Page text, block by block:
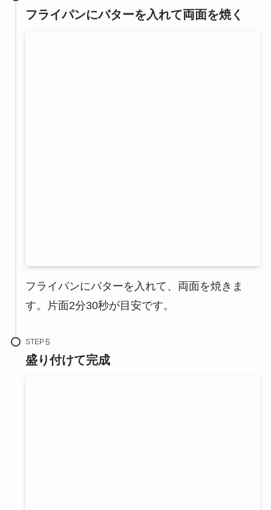
フライパンにバターを入れて両面を焼く
フライパンにバターを入れて、両面を焼きま
す。片面2分30秒が目安です。
STEP
盛り付けて完成